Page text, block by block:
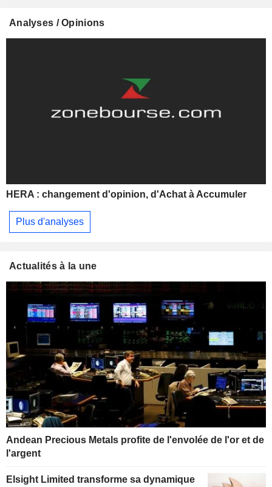
Analyses / Opinions
HERA : changement d'opinion, d'Achat à Accumuler
Plus d'analyses
Actualités à la une
Andean Precious Metals profite de l'envolée de l'or et de
l'argent
Elsight Limited transforme sa dynamique